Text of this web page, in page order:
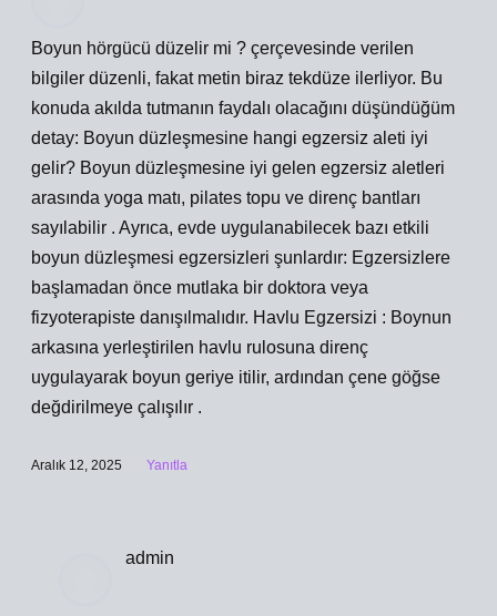
Boyun hörgücü düzelir mi ? çerçevesinde verilen
bilgiler düzenli, fakat metin biraz tekdüze ilerliyor. Bu
konuda akılda tutmanın faydalı olacağını düşündüğüm
detay: Boyun düzleşmesine hangi egzersiz aleti iyi
gelir? Boyun düzleşmesine iyi gelen egzersiz aletleri
arasında yoga matı, pilates topu ve direnç bantları
sayılabilir . Ayrıca, evde uygulanabilecek bazı etkili
boyun düzleşmesi egzersizleri şunlardır: Egzersizlere
başlamadan önce mutlaka bir doktora veya
fizyoterapiste danışılmalıdır. Havlu Egzersizi : Boynun
arkasına yerleştirilen havlu rulosuna direnç
uygulayarak boyun geriye itilir, ardından çene göğse
değdirilmeye çalışılır .
Aralık 12, 2025 Yanıtla
admin